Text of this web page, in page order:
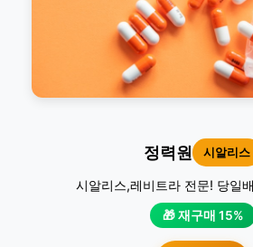
정력원 시알리스
시알리스,레비트라 전문! 당일
🎁 재구매 15%